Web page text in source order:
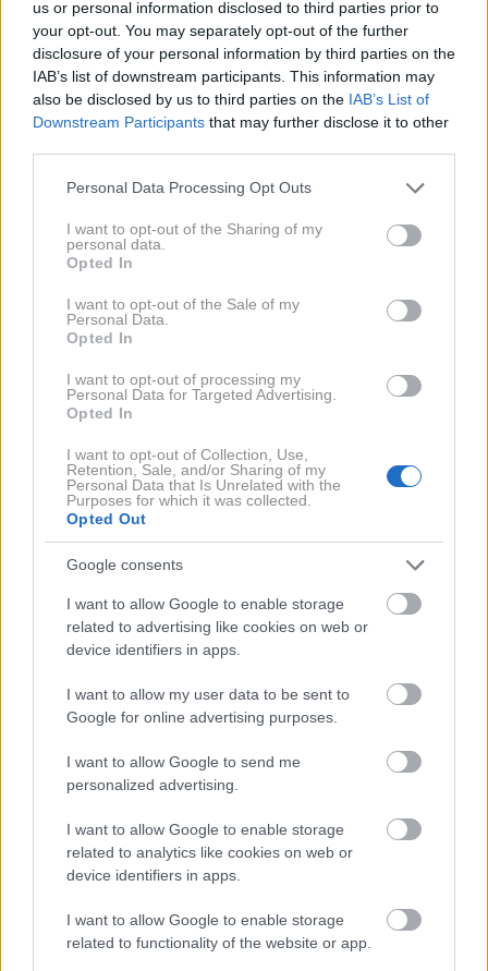
us or personal information disclosed to third parties prior to
your opt-out. You may separately opt-out of the further
disclosure of your personal information by third parties on the
IAB’s list of downstream participants. This information may
also be disclosed by us to third parties on the IAB’s List of
Downstream Participants that may further disclose it to other
Please note that this website/app uses one or more Google
not limited to your visit or usage behaviour. You may click to
grant or deny consent to Google and its third-party tags to
use your data for below specified purposes in below Google
consent section.
Personal Data Processing Opt Outs
I want to opt-out of the Sharing of my
personal data.
Opted In
I want to opt-out of the Sale of my
Personal Data.
Opted In
I want to opt-out of processing my
Personal Data for Targeted Advertising.
Opted In
I want to opt-out of Collection, Use,
Retention, Sale, and/or Sharing of my
Personal Data that Is Unrelated with the
Purposes for which it was collected.
Opted Out
Google consents
I want to allow Google to enable storage
related to advertising like cookies on web or
device identifiers in apps.
I want to allow my user data to be sent to
Google for online advertising purposes.
I want to allow Google to send me
personalized advertising.
I want to allow Google to enable storage
related to analytics like cookies on web or
device identifiers in apps.
I want to allow Google to enable storage
related to functionality of the website or app.
Pesticidi se najpogosteje uporabljajo pri pridelavi
sadja in zelenjave, najdemo pa jih tudi v ekološko
pridelani hrani. Dušan Vlajković, profesor in magister
farmacije, za portal kafe.rs pojasnjuje, da ljudje
pogosto zmotno menijo, da se pesticidi pri ekološki
pridelavi sploh ne uporabljajo.
"Določene vrste pesticidov so dovoljene tudi v ekološki
pridelavi. Pesticidi so široka skupina kemičnih snovi,
namenjenih zatiranju škodljivcev, ki zmanjšujejo
pridelek. Nekateri delujejo proti glivicam, drugi proti
ne bi smeli ostati – vsaj ne v zaznavnih količinah – a
to zahteva natančno uporabo in poznavanje
pravilnega časa med tretiranjem rastlin in njihovo
uporabo,"pojasnjuje Vlajković.
Prekomerna količina
pesticidov in uporaba
prepovedanih snovi
V teoriji torej sadje na naših policah ne bi smelo
vsebovati pesticidov. V praksi pa je pogosto
drugače: v sadju in zelenjavi lahko ostanejo velike
količine pesticidov.
"Dejstvo je, da imamo težave. Sadje in zelenjavo nam
zaradi preseženih količin pesticidov zavračajo že na
mejah. To pomeni, da nekaj v proizvodni verigi ne
deluje, kot bi moralo. Včasih se uporabljajo celo